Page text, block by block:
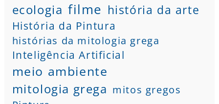
ecologia filme história da arte
História da Pintura
histórias da mitologia grega
Inteligência Artificial
meio ambiente
mitologia grega mitos gregos